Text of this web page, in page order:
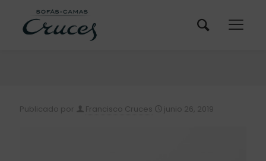
Publicado por Francisco Cruces junio 26, 2019